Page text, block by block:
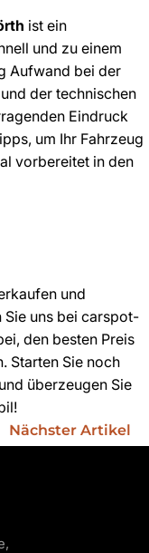
ist ein
und zu einem
Aufwand bei der
der technischen
Eindruck
um Ihr Fahrzeug
vorbereitet in den
und
uns bei carspot-
den besten Preis
Starten Sie noch
überzeugen Sie
Nächster Artikel